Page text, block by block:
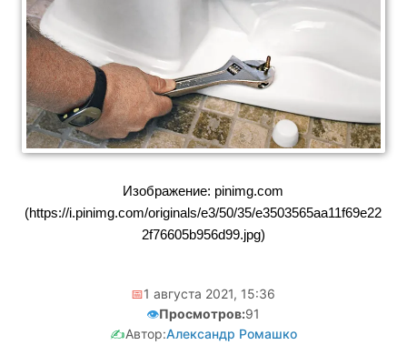
Изображение: pinimg.com
(https://i.pinimg.com/originals/e3/50/35/e3503565aa11f69e22
2f76605b956d99.jpg)
📅1 августа 2021, 15:36
👁️Просмотров:91
✍️Автор:Александр Ромашко